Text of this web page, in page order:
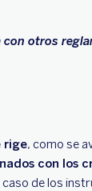
otros
rige, como se
con los
caso de los